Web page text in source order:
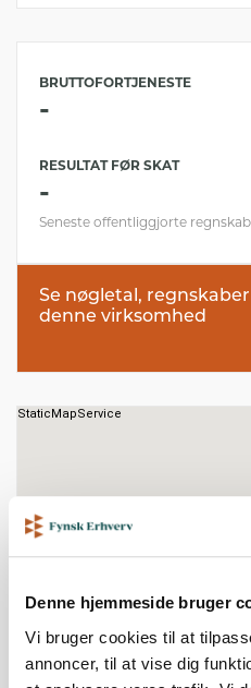
Denne hjemmeside bruger
Vi bruger cookies til at
annoncer, til at vise dig
BRUTTOFORTJENESTE
-
RESULTAT FØR SKAT
-
Seneste offentliggjorte regnskab
Se nøgletal,
denne virksomhed